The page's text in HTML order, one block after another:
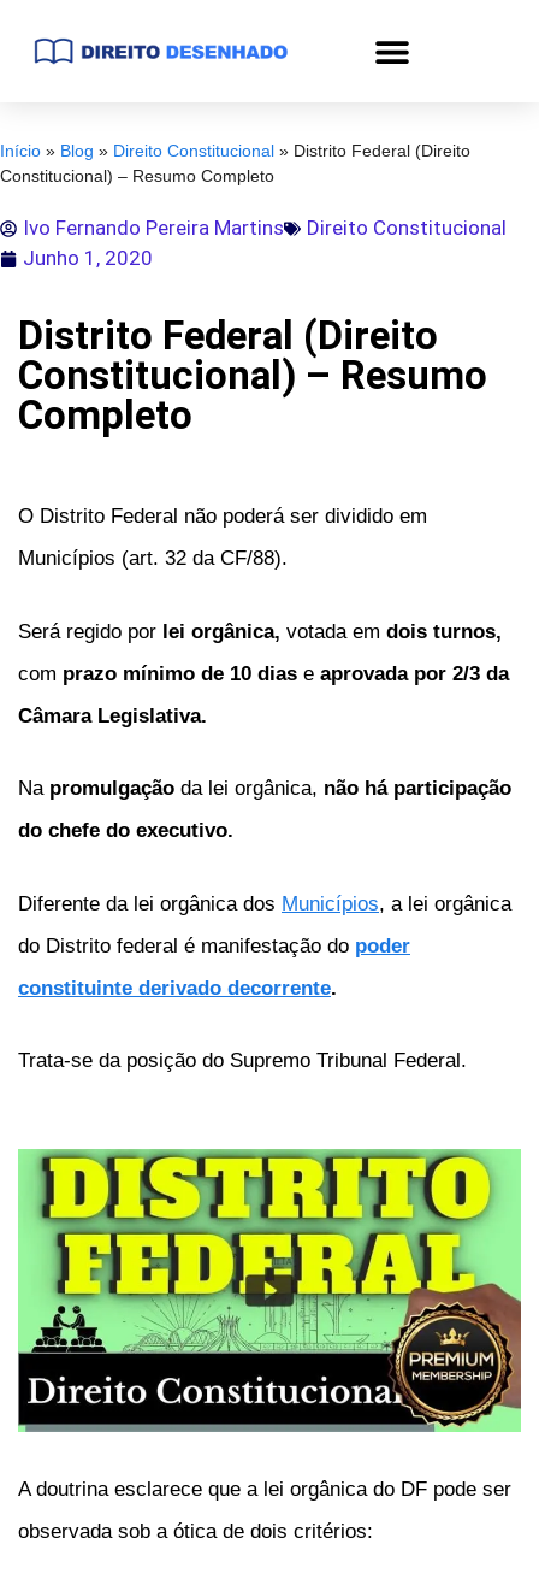
Início » Blog » Direito Constitucional » Distrito Federal (Direito
Constitucional) – Resumo Completo
Ivo Fernando Pereira Martins
Direito Constitucional
Junho 1, 2020
Distrito Federal (Direito
Constitucional) – Resumo
Completo
O Distrito Federal não poderá ser dividido em
Municípios (art. 32 da CF/88).
Será regido por lei orgânica, votada em dois turnos,
com prazo mínimo de 10 dias e aprovada por 2/3 da
Câmara Legislativa.
Na promulgação da lei orgânica, não há participação
do chefe do executivo.
Diferente da lei orgânica dos Municípios, a lei orgânica
do Distrito federal é manifestação do poder
constituinte derivado decorrente.
Trata-se da posição do Supremo Tribunal Federal.
A doutrina esclarece que a lei orgânica do DF pode ser
observada sob a ótica de dois critérios: